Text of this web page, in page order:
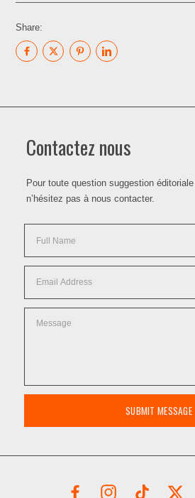
Share:
Contactez nous
Pour toute question suggestion
n’hésitez pas à nous contacter.
SUBMIT MESSAGE